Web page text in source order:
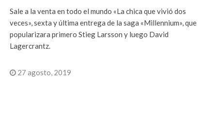
Sale a la venta en todo el mundo «La chica que vivió dos
veces», sexta y última entrega de la saga «Millennium», que
popularizara primero Stieg Larsson y luego David
Lagercrantz.
27 agosto, 2019